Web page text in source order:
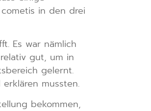
in den drei
Es war nämlich
gut, um in
gelernt.
mussten.
bekommen,